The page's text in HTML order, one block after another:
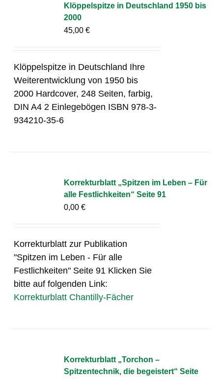
Klöppelspitze in Deutschland 1950 bis
2000
45,00€
Klöppelspitze in Deutschland Ihre
Weiterentwicklung von 1950 bis
2000 Hardcover, 248 Seiten, farbig,
DIN A4 2 Einlegebögen ISBN 978-3-
934210-35-6
Korrekturblatt „Spitzen im Leben – Für
alle Festlichkeiten“ Seite 91
0,00€
Korrekturblatt zur Publikation
"Spitzen im Leben - Für alle
Festlichkeiten" Seite 91 Klicken Sie
bitte auf folgenden Link:
Korrekturblatt Chantilly-Fächer
Korrekturblatt „Torchon –
Spitzentechnik, die begeistert“ Seite